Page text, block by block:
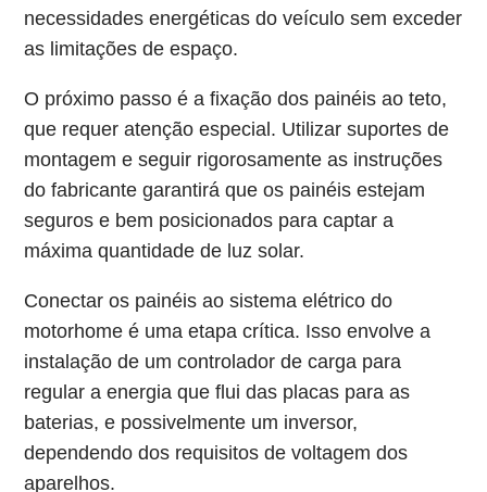
necessidades energéticas do veículo sem exceder
as limitações de espaço.
O próximo passo é a fixação dos painéis ao teto,
que requer atenção especial. Utilizar suportes de
montagem e seguir rigorosamente as instruções
do fabricante garantirá que os painéis estejam
seguros e bem posicionados para captar a
máxima quantidade de luz solar.
Conectar os painéis ao sistema elétrico do
motorhome é uma etapa crítica. Isso envolve a
instalação de um controlador de carga para
regular a energia que flui das placas para as
baterias, e possivelmente um inversor,
dependendo dos requisitos de voltagem dos
aparelhos.